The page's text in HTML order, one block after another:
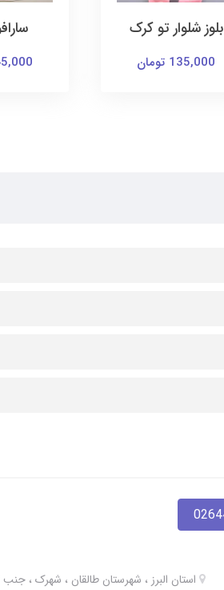
بلوز شلوار تو کرک
135,000 تومان 145,000
استان البرز ، شهرستان طالقان ، شهرک ،